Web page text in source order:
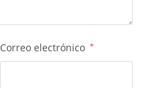
Correo electrónico *